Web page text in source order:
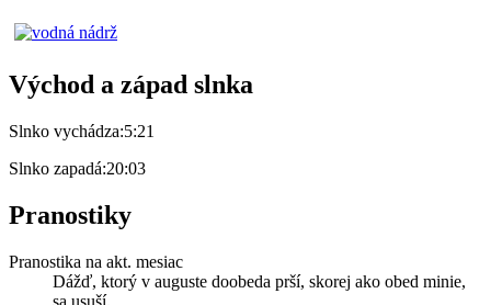
Východ a západ slnka
Slnko vychádza:5:21
Slnko zapadá:20:03
Pranostiky
Pranostika na akt. mesiac
Dážď, ktorý v auguste doobeda prší, skorej ako obed minie,
sa usuší.